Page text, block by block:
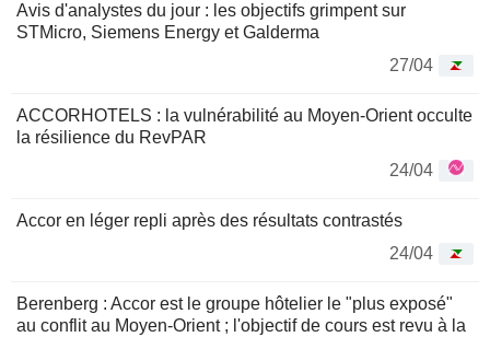
Avis d'analystes du jour : les objectifs grimpent sur
STMicro, Siemens Energy et Galderma
27/04
ACCORHOTELS : la vulnérabilité au Moyen-Orient occulte
la résilience du RevPAR
24/04
Accor en léger repli après des résultats contrastés
24/04
Berenberg : Accor est le groupe hôtelier le "plus exposé"
au conflit au Moyen-Orient ; l'objectif de cours est revu à la